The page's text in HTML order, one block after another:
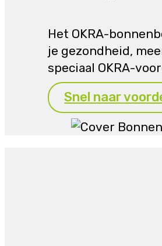
Het OKRA-
je gezondheid,
speciaal OKRA-
Snel naar